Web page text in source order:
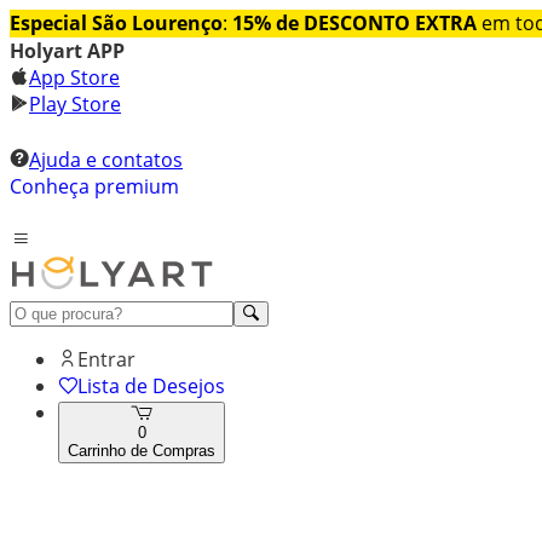
Especial São Lourenço: 15% de DESCONTO EXTRA em
Holyart APP
App Store
Play Store
Ajuda e contatos
Conheça premium
Entrar
Lista de Desejos
0
Carrinho de Compras